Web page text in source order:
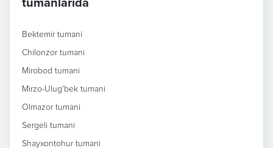
Bektemir tumani
Chilonzor tumani
Mirobod tumani
Mirzo-Ulug'bek tumani
Olmazor tumani
Sergeli tumani
Shayxontohur tumani